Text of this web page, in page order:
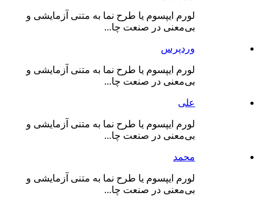
لورم ایپسوم یا طرح‌ نما به متنی آزمایشی و
بی‌معنی در صنعت چا...
وردپرس
لورم ایپسوم یا طرح‌ نما به متنی آزمایشی و
بی‌معنی در صنعت چا...
علی
لورم ایپسوم یا طرح‌ نما به متنی آزمایشی و
بی‌معنی در صنعت چا...
محمد
لورم ایپسوم یا طرح‌ نما به متنی آزمایشی و
بی‌معنی در صنعت چا...